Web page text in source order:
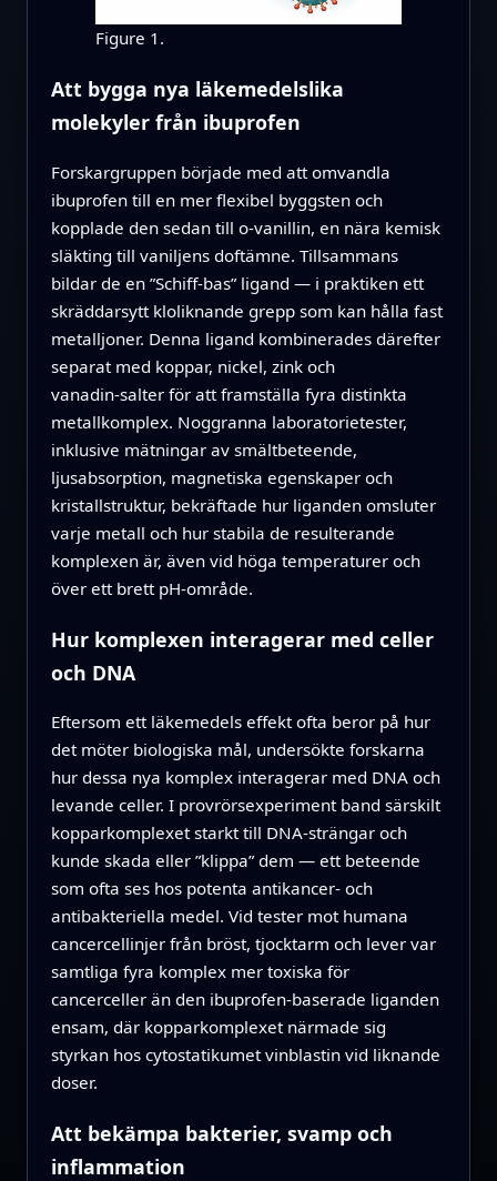
Figure 1.
Att bygga nya läkemedelslika
molekyler från ibuprofen
Forskargruppen började med att omvandla
ibuprofen till en mer flexibel byggsten och
kopplade den sedan till o‑vanillin, en nära kemisk
släkting till vaniljens doftämne. Tillsammans
bildar de en ”Schiff‑bas” ligand — i praktiken ett
skräddarsytt kloliknande grepp som kan hålla fast
metalljoner. Denna ligand kombinerades därefter
separat med koppar, nickel, zink och
vanadin‑salter för att framställa fyra distinkta
metallkomplex. Noggranna laboratorietester,
inklusive mätningar av smältbeteende,
ljusabsorption, magnetiska egenskaper och
kristallstruktur, bekräftade hur liganden omsluter
varje metall och hur stabila de resulterande
komplexen är, även vid höga temperaturer och
över ett brett pH‑område.
Hur komplexen interagerar med celler
och DNA
Eftersom ett läkemedels effekt ofta beror på hur
det möter biologiska mål, undersökte forskarna
hur dessa nya komplex interagerar med DNA och
levande celler. I provrörsexperiment band särskilt
kopparkomplexet starkt till DNA‑strängar och
kunde skada eller ”klippa” dem — ett beteende
som ofta ses hos potenta antikancer‑ och
antibakteriella medel. Vid tester mot humana
cancercellinjer från bröst, tjocktarm och lever var
samtliga fyra komplex mer toxiska för
cancerceller än den ibuprofen‑baserade liganden
ensam, där kopparkomplexet närmade sig
styrkan hos cytostatikumet vinblastin vid liknande
doser.
Att bekämpa bakterier, svamp och
inflammation